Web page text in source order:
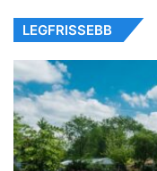
LEGFRISSEBB